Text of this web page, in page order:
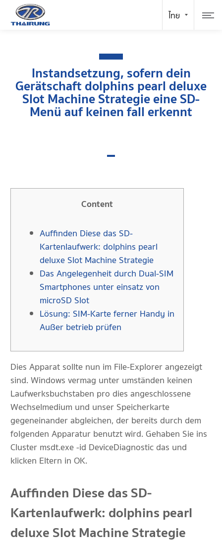
Instandsetzung, sofern dein
Gerätschaft dolphins pearl deluxe
Slot Machine Strategie eine SD-
Menü auf keinen fall erkennt
Content
Auffinden Diese das SD-
Kartenlaufwerk: dolphins pearl
deluxe Slot Machine Strategie
Das Angelegenheit durch Dual-SIM
Smartphones unter einsatz von
microSD Slot
Lösung: SIM-Karte ferner Handy in
Außer betrieb prüfen
Dies Apparat sollte nun im File-Explorer angezeigt
sind. Windows vermag unter umständen keinen
Laufwerksbuchstaben pro dies angeschlossene
Wechselmedium und unser Speicherkarte
gegeneinander abgleichen, der bereits durch dem
folgenden Apparatur benutzt wird.Gehaben Sie ins
Cluster msdt.exe -id DeviceDiagnostic das und
klicken Eltern in OK.
Auffinden Diese das SD-
Kartenlaufwerk: dolphins pearl
deluxe Slot Machine Strategie